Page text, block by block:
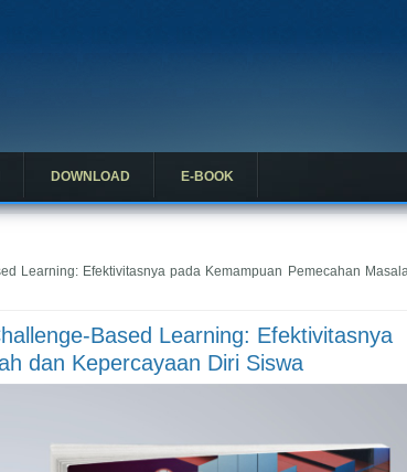
DOWNLOAD E-BOOK
Learning: Efektivitasnya pada Kemampuan Pemecahan
Based Learning: Efektivitasnya
dan Kepercayaan Diri Siswa